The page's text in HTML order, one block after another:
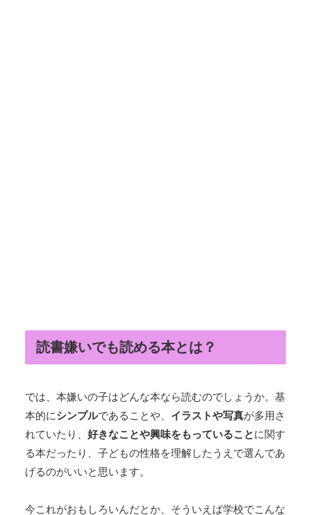
読書嫌いでも読める本とは？
では、本嫌いの子はどんな本なら読むのでしょうか。基
本的にシンプルであることや、 イラストや写真が多用さ
れていたり、 好きなことや興味をもっていることに関す
る本だったり、子どもの性格を理解したうえで選んであ
げるのがいいと思います。
今これがおもしろいんだとか、そういえば学校でこんな